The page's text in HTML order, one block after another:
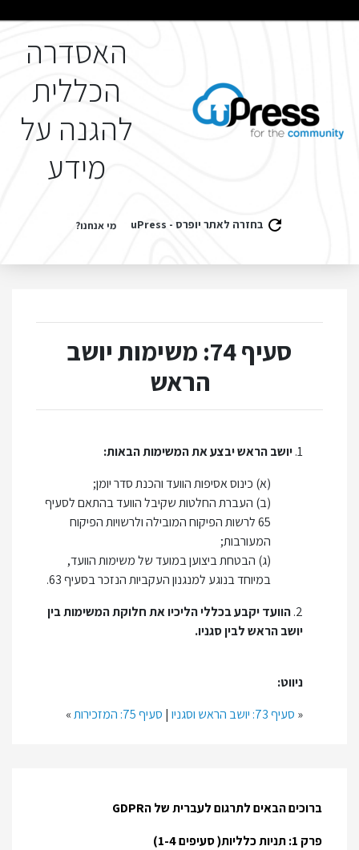
האסדרה
הכללית
להגנה על
מידע
בחזרה לאתר יופרס - uPress מי אנחנו?
ברוכים הבאים לתרגום לעברית של הGDPR
פרק 1: תניות כלליות( סעיפים 1-4)
סעיף 74: משימות יושב
הראש
1. יושב הראש יבצע את המשימות הבאות:
(א) כינוס אסיפות הוועד והכנת סדר יומן;
(ב) העברת החלטות שקיבל הוועד בהתאם לסעיף
65 לרשות הפיקוח המובילה ולרשויות הפיקוח
המעורבות;
(ג) הבטחת ביצוען במועד של משימות הוועד,
במיוחד בנוגע למנגנון העקביות הנזכר בסעיף 63.
2. הוועד יקבע בכללי הליכיו את חלוקת המשימות בין
יושב הראש לבין סגניו.
ניווט:
« סעיף 73: יושב הראש וסגניו | סעיף 75: המזכירות »